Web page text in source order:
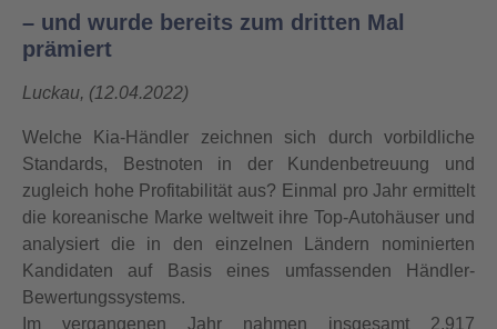
– und wurde bereits zum dritten Mal
prämiert
Luckau, (12.04.2022)
Welche Kia-Händler zeichnen sich durch vorbildliche
Standards, Bestnoten in der Kundenbetreuung und
zugleich hohe Profitabilität aus? Einmal pro Jahr ermittelt
die koreanische Marke weltweit ihre Top-Autohäuser und
analysiert die in den einzelnen Ländern nominierten
Kandidaten auf Basis eines umfassenden Händler-
Bewertungssystems.
Im vergangenen Jahr nahmen insgesamt 2.917